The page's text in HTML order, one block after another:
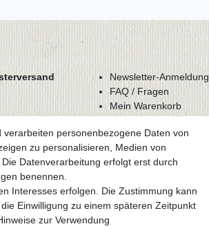
Newsletter-Anmeldung
FAQ / Fragen
Mein Warenkorb
Mein Konto
personenbezogene Daten von
zu personalisieren, Medien von
Datenverarbeitung erfolgt erst durch
benennen.
Interesses erfolgen. Die Zustimmung kann
Einwilligung zu einem späteren Zeitpunkt
zur Verwendung